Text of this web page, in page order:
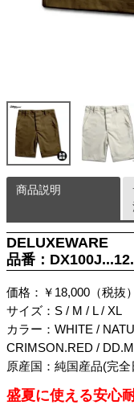
商品説明
DELUXEWARE
品番：
価格：￥18,000（税抜
サイズ：S / M / L / XL
カラー：WHITE /
CRIMSON.RED /
原産国：純国産品(完全
盛夏に使える安心